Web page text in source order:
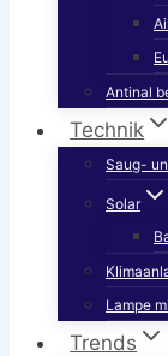
Antinal
Technik
Saug-
Solar
Lampe
Trends